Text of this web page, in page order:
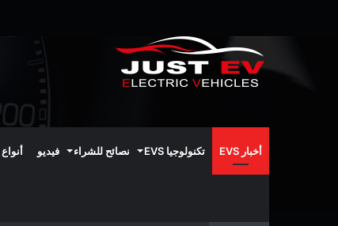
أخبار EVS تكنولوجيا EVS نصائح للشراء فيديو أنواع EVS